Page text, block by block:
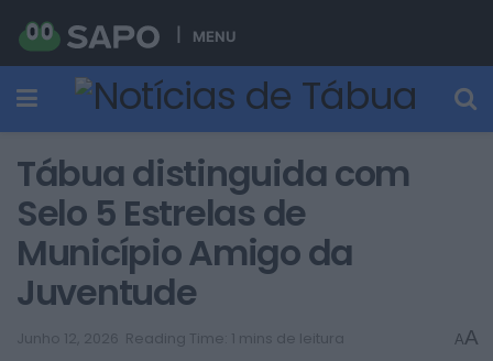
MENU
Tábua distinguida com
Selo 5 Estrelas de
Município Amigo da
Juventude
Junho 12, 2026 Reading Time: 1 mins de leitura AA